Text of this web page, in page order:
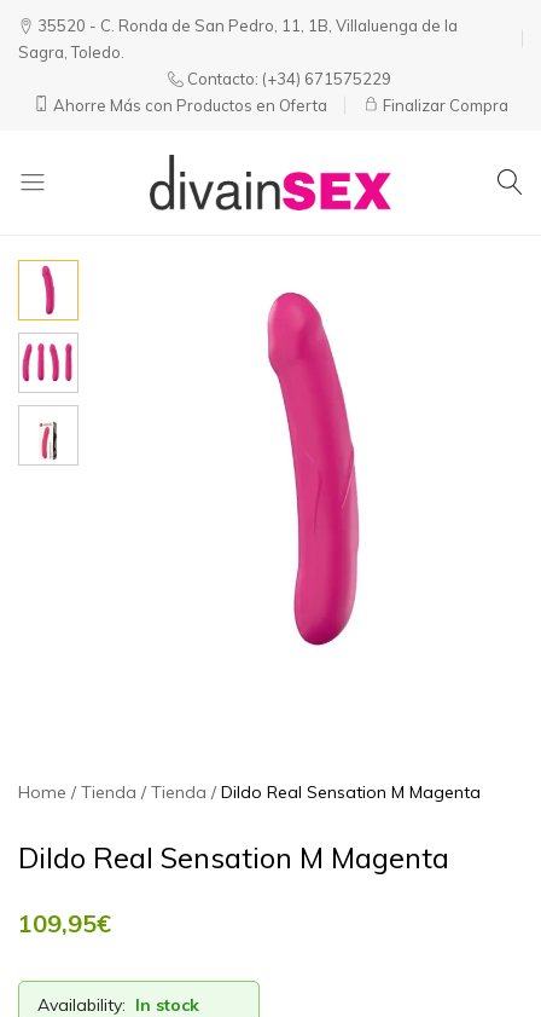
35520 - C. Ronda de San Pedro, 11, 1B, Villaluenga de la
Sagra, Toledo.
Contacto: (+34) 671575229
Ahorre Más con Productos en Oferta
Finalizar Compra
Home Tienda Tienda Dildo Real Sensation M Magenta
Dildo Real Sensation M Magenta
109,95€
Availability: In stock